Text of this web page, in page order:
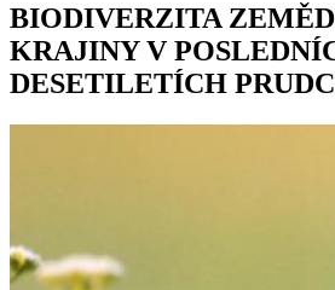
BIODIVERZITA
KRAJINY V
DESETILETÍCH